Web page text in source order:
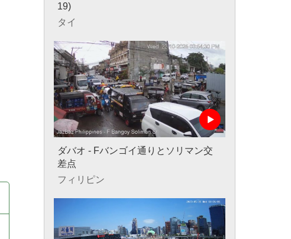
19)
タイ
ダバオ - Fバンゴイ通りとソリマン交
差点
フィリピン